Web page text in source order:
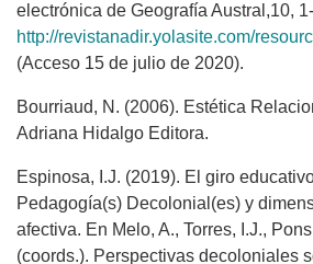
electrónica de Geografía Austral,10,
http://revistanadir.yolasite.com/resources/
(Acceso 15 de julio de 2020).
Bourriaud, N. (2006). Estética
Adriana Hidalgo Editora.
Espinosa, I.J. (2019). El giro
Pedagogía(s) Decolonial(es) y
afectiva. En Melo, A., Torres, I.J.,
(coords.). Perspectivas decoloniales